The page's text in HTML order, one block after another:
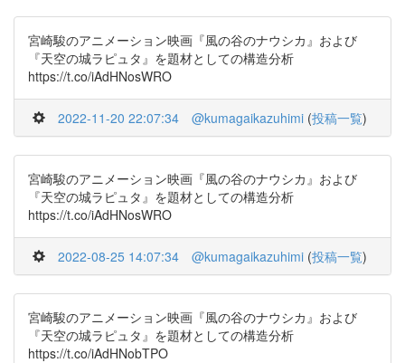
宮崎駿のアニメーション映画『風の谷のナウシカ』および
『天空の城ラピュタ』を題材としての構造分析
https://t.co/iAdHNosWRO
2022-11-20 22:07:34 @kumagaikazuhimi (投稿一覧)
宮崎駿のアニメーション映画『風の谷のナウシカ』および
『天空の城ラピュタ』を題材としての構造分析
https://t.co/iAdHNosWRO
2022-08-25 14:07:34 @kumagaikazuhimi (投稿一覧)
宮崎駿のアニメーション映画『風の谷のナウシカ』および
『天空の城ラピュタ』を題材としての構造分析
https://t.co/iAdHNobTPO